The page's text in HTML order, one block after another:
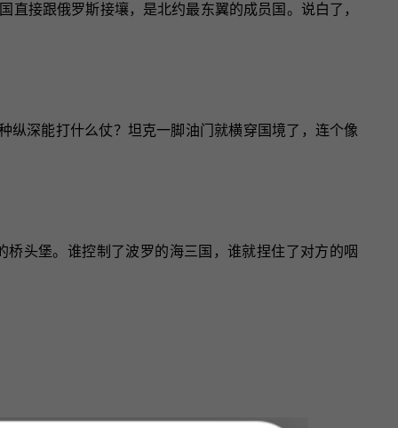
接跟俄罗斯接壤，是北约最东翼的成员国。说白了，
纵深能打什么仗？坦克一脚油门就横穿国境了，连个像
头堡。谁控制了波罗的海三国，谁就捏住了对方的咽